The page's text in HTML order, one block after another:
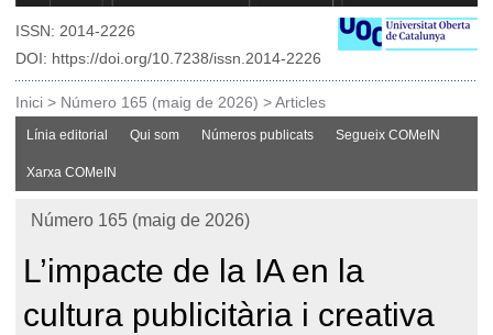
ISSN: 2014-2226
DOI: https://doi.org/10.7238/issn.2014-2226
Inici > Número 165 (maig de 2026) >Articles
Línia editorial Qui som Números publicats Segueix COMeIN
Xarxa COMeIN
Número 165 (maig de 2026)
L’impacte de la IA en la
cultura publicitària i creativa